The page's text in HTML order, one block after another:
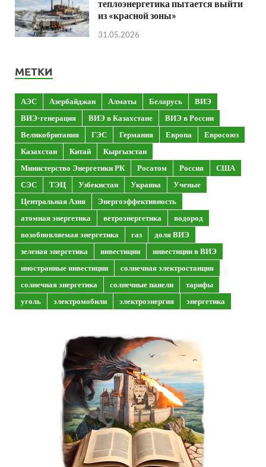
теплоэнергетика пытается выйти
из «красной зоны»
31.05.2026
МЕТКИ
АЭС Азербайджан Алматы Беларусь
ВИЭ
ВИЭ-генерация
ВИЭ в Казахстане
ВИЭ в России
Великобритания
ГЭС Германия Европа
Евросоюз
Казахстан
Китай
Кыргызстан
Министерство Энергетики РК
Росатом Россия
США
СЭС
ТЭЦ Узбекистан Украина
Ученые
Центральная Азия
Энергоэффективность
атомная энергетика
ветроэнергетика
водород
возобновляемая энергетика
газ
доля ВИЭ
зеленая энергетика
инвестиции
инвестиции в ВИЭ
иностранные инвестиции
солнечная электростанция
солнечная энергетика
солнечные панели
тарифы
уголь
электромобили электроэнергия энергетика